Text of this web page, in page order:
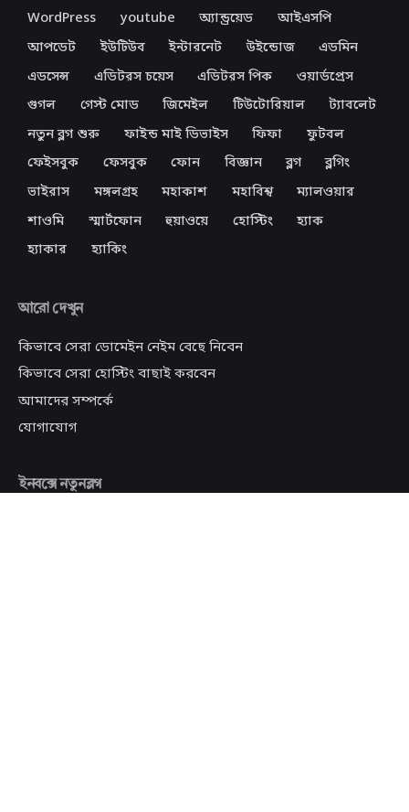
WordPress
youtube অ্যান্ড্রয়েড
আইএসপি
আপডেট
ইউটিউব ইন্টারনেট উইন্ডোজ
এডমিন
এডসেন্স
এডিটরস চয়েস এডিটরস পিক
ওয়ার্ডপ্রেস
গুগল
গেস্ট মোড জিমেইল টিউটোরিয়াল
ট্যাবলেট
নতুন ব্লগ শুরু
ফাইন্ড মাই ডিভাইস ফিফা
ফুটবল
ফেইসবুক
ফেসবুক ফোন বিজ্ঞান ব্লগ
ব্লগিং
ভাইরাস
মঙ্গলগ্রহ মহাকাশ মহাবিশ্ব
ম্যালওয়ার
শাওমি
স্মার্টফোন হুয়াওয়ে হোস্টিং
হ্যাক
হ্যাকার
হ্যাকিং
আরো দেখুন
কিভাবে সেরা ডোমেইন নেইম বেছে নিবেন
কিভাবে সেরা হোস্টিং বাছাই করবেন
আমাদের সম্পর্কে
যোগাযোগ
ইনবক্সে নতুনব্লগ